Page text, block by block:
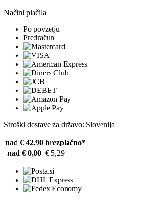
Načini plačila
Po povzetju
Predračun
Stroški dostave za državo: Slovenija
nad € 42,90 brezplačno*
nad € 0,00 € 5,29